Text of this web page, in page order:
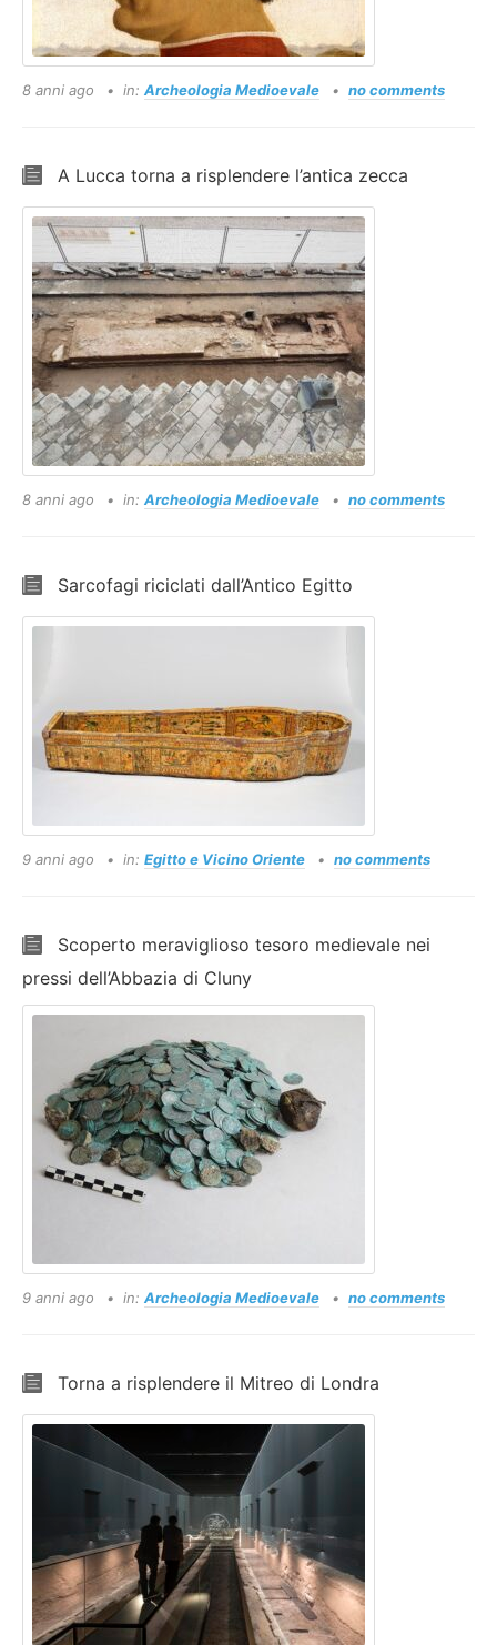
8 anni ago in: Archeologia Medioevale no comments
A Lucca torna a risplendere l’antica zecca
8 anni ago in: Archeologia Medioevale no comments
Sarcofagi riciclati dall’Antico Egitto
9 anni ago in: Egitto e Vicino Oriente no comments
Scoperto meraviglioso tesoro medievale nei
pressi dell’Abbazia di Cluny
9 anni ago in: Archeologia Medioevale no comments
Torna a risplendere il Mitreo di Londra